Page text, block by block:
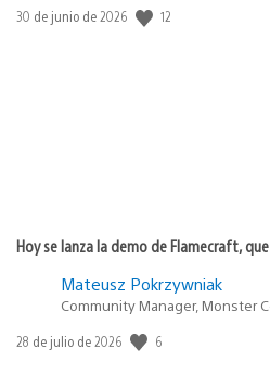
Fecha
30 de junio de 2026 12
Hoy se lanza la demo de Flamecraft,
Mateusz Pokrzywniak
Community Manager, Monster
Fecha
28 de julio de 2026 6